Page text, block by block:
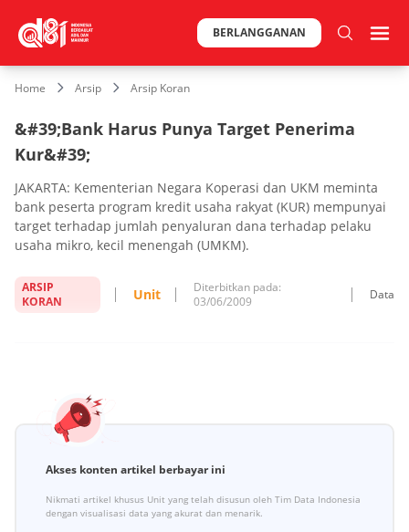
BERLANGGANAN
Home Arsip Arsip Koran
&#39;Bank Harus Punya Target Penerima
Kur&#39;
JAKARTA: Kementerian Negara Koperasi dan UKM meminta
bank peserta program kredit usaha rakyat (KUR) mempunyai
target terhadap jumlah penyaluran dana terhadap pelaku
usaha mikro, kecil menengah (UMKM).
ARSIP
KORAN
Unit
Diterbitkan pada:
03/06/2009
Data
Akses konten artikel berbayar ini
Nikmati artikel khusus Unit yang telah disusun oleh Tim Data Indonesia
dengan visualisasi data yang akurat dan menarik.